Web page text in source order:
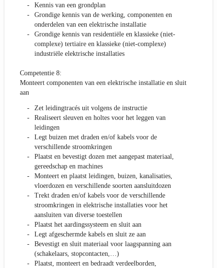
Kennis van een grondplan
Grondige kennis van de werking, componenten en
onderdelen van een elektrische installatie
Grondige kennis van residentiële en klassieke (niet-
complexe) tertiaire en klassieke (niet-complexe)
industriële elektrische installaties
Competentie 8:
Monteert componenten van een elektrische installatie en sluit
aan
Zet leidingtracés uit volgens de instructie
Realiseert sleuven en holtes voor het leggen van
leidingen
Legt buizen met draden en/of kabels voor de
verschillende stroomkringen
Plaatst en bevestigt dozen met aangepast materiaal,
gereedschap en machines
Monteert en plaatst leidingen, buizen, kanalisaties,
vloerdozen en verschillende soorten aansluitdozen
Trekt draden en/of kabels voor de verschillende
stroomkringen in elektrische installaties voor het
aansluiten van diverse toestellen
Plaatst het aardingssysteem en sluit aan
Legt afgeschermde kabels en sluit ze aan
Bevestigt en sluit materiaal voor laagspanning aan
(schakelaars, stopcontacten,…)
Plaatst, monteert en bedraadt verdeelborden,